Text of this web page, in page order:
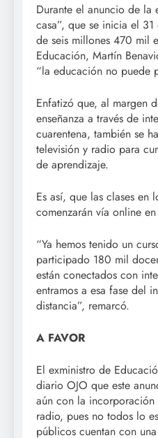
Durante el anuncio de la
casa”, que se inicia el
de seis millones 470 mil
Educación, Martín
“la educación no puede
Enfatizó que, al margen
enseñanza a través de
cuarentena, también se
televisión y radio para
de aprendizaje.
Es así, que las clases en
comenzarán vía online
“Ya hemos tenido un
participado 180 mil
están conectados con
entramos a esa fase del
distancia”, remarcó.
A FAVOR
El exministro de
diario OJO que este
aún con la
radio, pues no todos lo
públicos cuentan con